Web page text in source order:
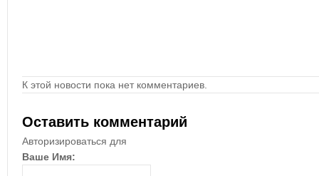
К этой новости пока нет комментариев.
Оставить комментарий
Авторизироваться для
Ваше Имя: